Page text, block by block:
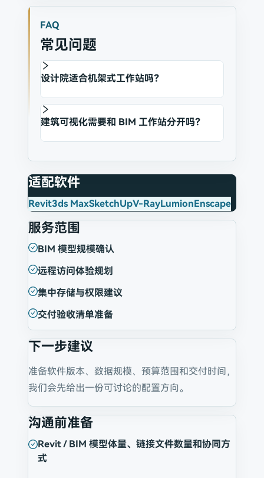
FAQ
常见问题
设计院适合机架式工作站吗？
建筑可视化需要和 BIM 工作站分开吗？
适配软件
Revit3ds MaxSketchUpV-RayLumionEnscape
服务范围
BIM 模型规模确认
远程访问体验规划
集中存储与权限建议
交付验收清单准备
下一步建议
准备软件版本、数据规模、预算范围和交付时间，
我们会先给出一份可讨论的配置方向。
沟通前准备
Revit / BIM 模型体量、链接文件数量和协同方
式